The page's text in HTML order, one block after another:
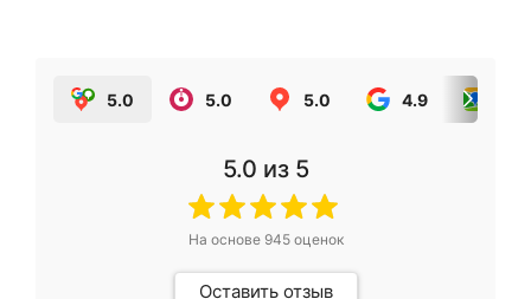
5.0 5.0 5.0 4.9
5.0 из 5
На основе 945оценок
Оставить отзыв